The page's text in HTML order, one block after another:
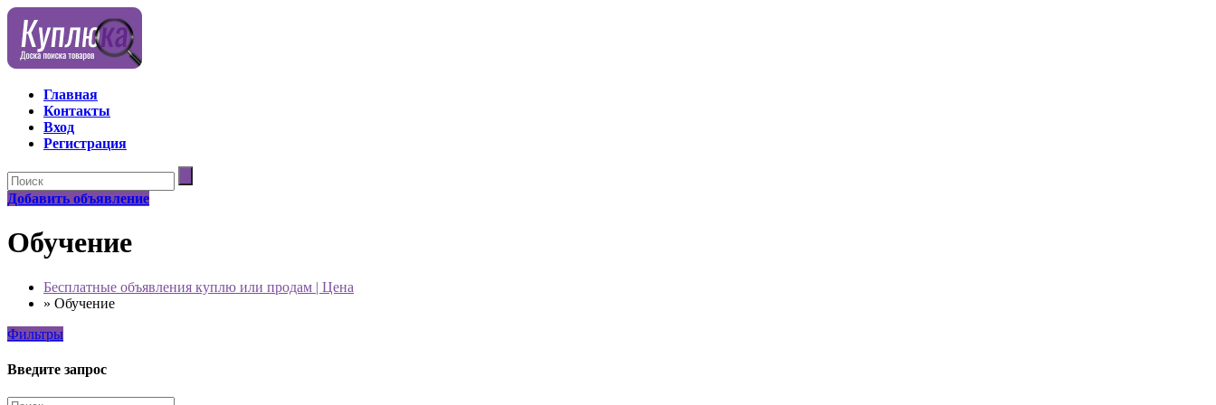
Главная
Контакты
Вход
Регистрация
Добавить объявление
Обучение
Бесплатные объявления куплю или продам | Цена
» Обучение
Фильтры
Введите запрос